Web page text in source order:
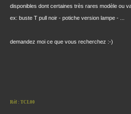
disponibles dont certaines très rares modèle ou
ex: buste T pull noir - potiche version lampe - ...
demandez moi ce que vous recherchez :-)
Réf : TCL00